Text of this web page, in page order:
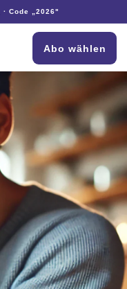
Code „2026"
Abo wählen